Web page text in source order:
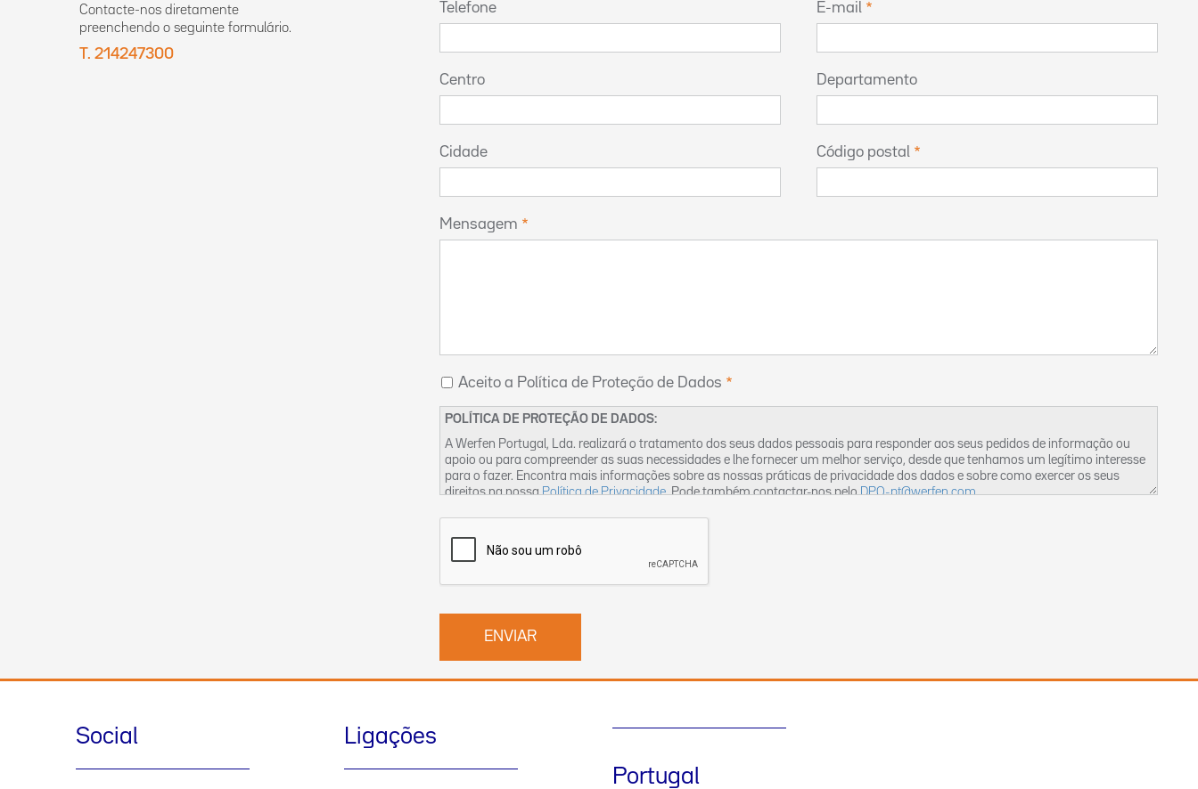
Contacte-nos diretamente
preenchendo o seguinte formulário.
T. 214247300
Telefone E-mail
Centro Departamento
Cidade Código postal
Mensagem
Aceito a Política de Proteção de Dados
POLÍTICA DE PROTEÇÃO DE DADOS:
A Werfen Portugal, Lda. realizará o tratamento dos seus dados pessoais para responder aos seus pedidos de informação ou
apoio ou para compreender as suas necessidades e lhe fornecer um melhor serviço, desde que tenhamos um legítimo interesse
para o fazer. Encontra mais informações sobre as nossas práticas de privacidade dos dados e sobre como exercer os seus
direitos na nossaPolítica de Privacidade. Pode também contactar-nos peloDPO-pt@werfen.com.
Social
Ligações
Portugal